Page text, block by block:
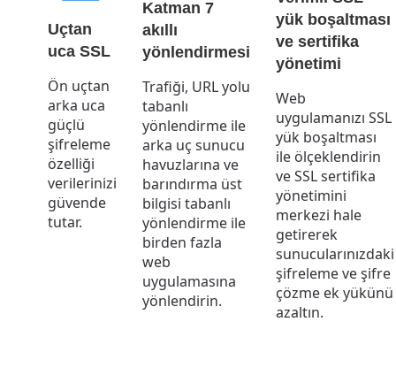
Uçtan
uca SSL
Ön uçtan
arka uca
güçlü
şifreleme
özelliği
verilerinizi
güvende
tutar.
Katman 7
akıllı
yönlendirmesi
Trafiği, URL yolu
tabanlı
yönlendirme ile
arka uç sunucu
havuzlarına ve
barındırma üst
bilgisi tabanlı
yönlendirme ile
birden fazla
web
uygulamasına
yönlendirin.
yük boşaltması
ve sertifika
yönetimi
Web
uygulamanızı SSL
yük boşaltması
ile ölçeklendirin
ve SSL sertifika
yönetimini
merkezi hale
getirerek
sunucularınızdaki
şifreleme ve şifre
çözme ek yükünü
azaltın.